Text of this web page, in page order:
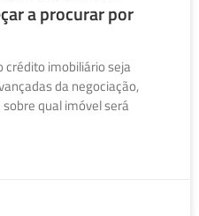
a procurar por
crédito imobiliário seja
da negociação,
qual imóvel será